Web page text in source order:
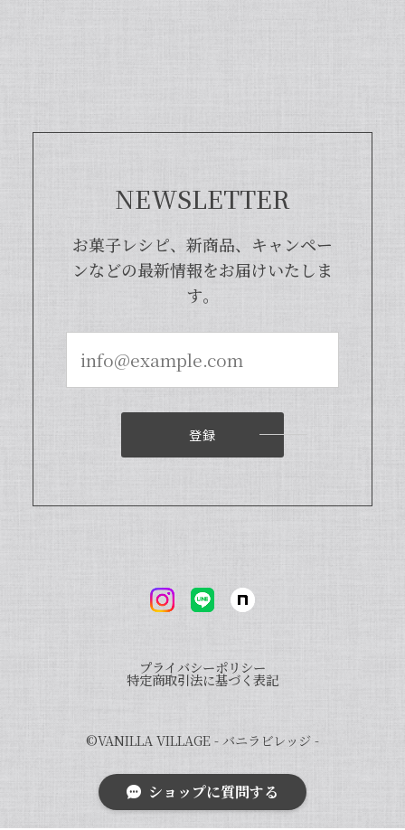
機会がございましたら、当店をよろしく
いつもお店で使わさせてもらってます。 バニラの香
りも良く、あの量でお値段も安くとても使いやすい
いつも当店をご利用いただきまして、誠
ラを使った世界のお菓子レシピもご紹介
しております。こちらもご興味ございま
しくお願い申し上げます。
NEWSLETTER
お菓子レシピ、新商品、キャンペー
ンなどの最新情報をお届けいたしま
す。
登録
プライバシーポリシー
特定商取引法に基づく表記
©︎VANILLA VILLAGE - バニラビレッジ -
ショップに質問する